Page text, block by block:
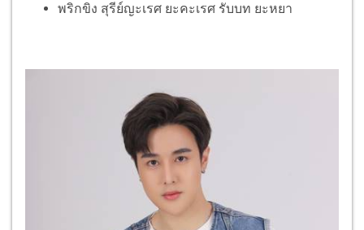
พริกขิง สุรีย์ญะเรศ ยะคะเรศ รับบท ยะหยา